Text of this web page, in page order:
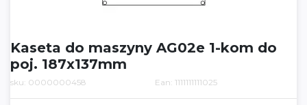
Kaseta do maszyny AG02e 1-kom do
poj. 187x137mm
sku: 0000000458 Ean: 1111111111025